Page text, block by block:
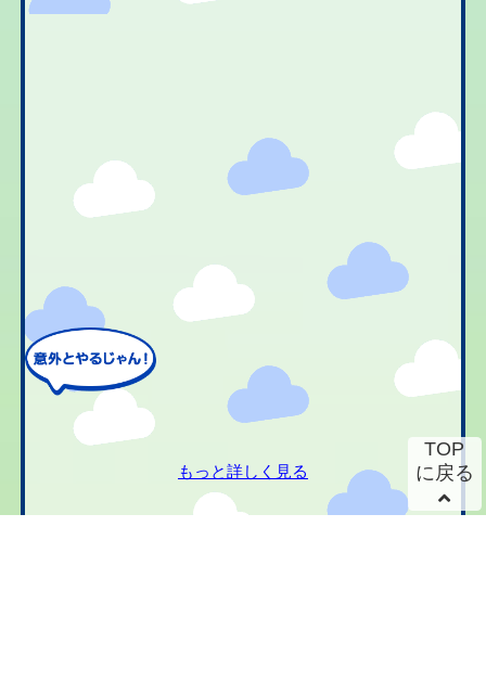
もっと詳しく見る
TOP
に戻る